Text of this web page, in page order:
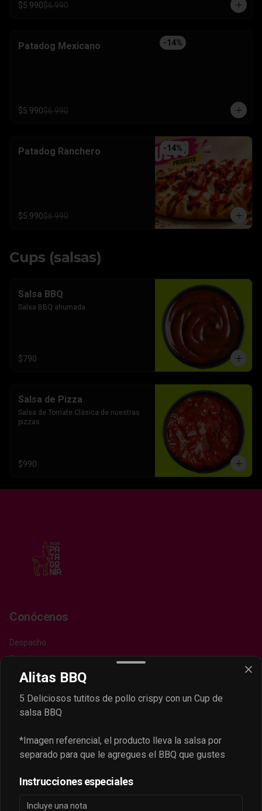
$5.990$6.990
-14%
Patadog Mexicano
$5.990$6.990
-14%
Patadog Ranchero
$5.990$6.990
Cups (salsas)
Salsa BBQ
Salsa BBQ ahumada
$790
Salsa de Pizza
Salsa de Tomate Clásica de nuestras
pizzas
$990
Conócenos
Despacho
Contáctanos
Términos y condiciones
Redes sociales
Instagram
Facebook
Mi cuenta
Alitas BBQ
5 Deliciosos tutitos de pollo crispy con un Cup de
salsa BBQ
*Imagen referencial, el producto lleva la salsa por
separado para que le agregues el BBQ que gustes
Instrucciones especiales